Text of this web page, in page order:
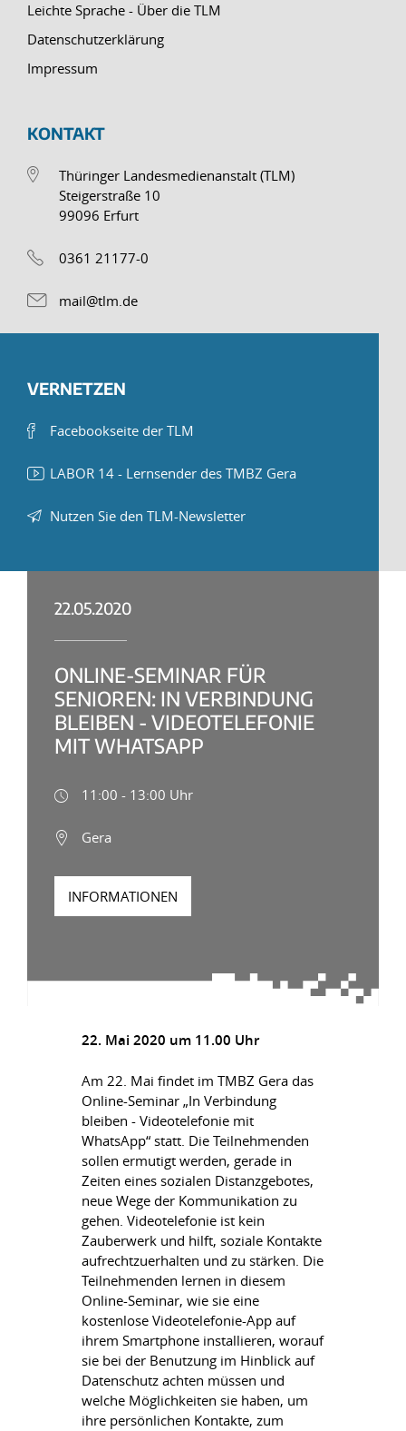
Leichte Sprache - Über die TLM
Datenschutzerklärung
Impressum
KONTAKT
Thüringer Landesmedienanstalt (TLM)
Steigerstraße 10
99096 Erfurt
0361 21177-0
mail@tlm.de
VERNETZEN
Facebookseite der TLM
LABOR 14 - Lernsender des TMBZ Gera
Nutzen Sie den TLM-Newsletter
22.05.2020
ONLINE-SEMINAR FÜR
SENIOREN: IN VERBINDUNG
BLEIBEN - VIDEOTELEFONIE
MIT WHATSAPP
11:00 - 13:00 Uhr
Gera
INFORMATIONEN
22. Mai 2020 um 11.00 Uhr
Am 22. Mai findet im TMBZ Gera das
Online-Seminar „In Verbindung
bleiben - Videotelefonie mit
WhatsApp“ statt. Die Teilnehmenden
sollen ermutigt werden, gerade in
Zeiten eines sozialen Distanzgebotes,
neue Wege der Kommunikation zu
gehen. Videotelefonie ist kein
Zauberwerk und hilft, soziale Kontakte
aufrechtzuerhalten und zu stärken. Die
Teilnehmenden lernen in diesem
Online-Seminar, wie sie eine
kostenlose Videotelefonie-App auf
ihrem Smartphone installieren, worauf
sie bei der Benutzung im Hinblick auf
Datenschutz achten müssen und
welche Möglichkeiten sie haben, um
ihre persönlichen Kontakte, zum